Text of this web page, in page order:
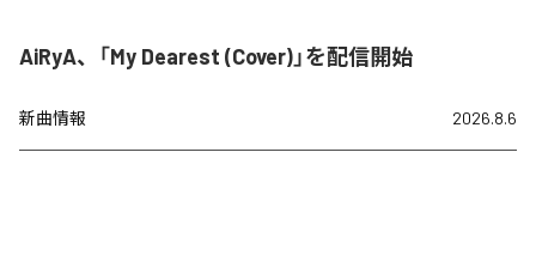
AiRyA、「My Dearest (Cover)」を配信開始
新曲情報 2026.8.6